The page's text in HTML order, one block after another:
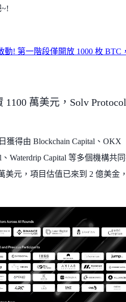
動! 第一階段僅開放 1000 枚 BTC
萬美元，Solv Protocol
獲得由 Blockchain Capital、OKX
Waterdrip Capital 等多個機構共
美元，項目估值已來到 2 億美金